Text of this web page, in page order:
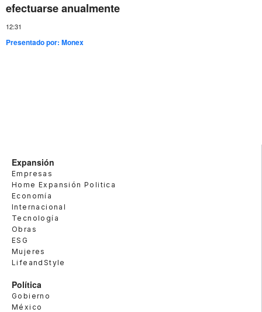
efectuarse anualmente
12:31
Presentado por:Monex
Expansión
Empresas
Home Expansión Politica
Economía
Internacional
Tecnología
Obras
ESG
Mujeres
LifeandStyle
Política
Gobierno
México